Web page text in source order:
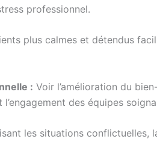
professionnel.
plus calmes et détendus
: Voir l’amélioration du
des équipes
les situations conflictuelles,